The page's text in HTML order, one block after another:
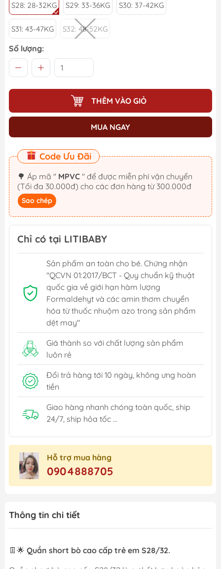
S28: 28-32KG S29: 33-36KG S30: 37-42KG
S31: 43-47KG S32: 48-52KG
Số lượng:
THÊM VÀO GIỎ
MUA NGAY
Code Ưu Đãi
🌳 Áp mã " MPVC " để được miễn phí vận chuyển
(Tối đa 30.000đ) cho các đơn hàng từ 300.000đ
Sao chép
Chỉ có tại LITIBABY
Sản phẩm an toàn cho bé. Chứng nhận
"QCVN 01:2017/BCT - Quy chuẩn kỹ thuật
quốc gia về giới hạn hàm lượng
Formaldehyt và các amin thơm chuyển
hóa từ thuốc nhuộm azo trong sản phẩm
dệt may"
Giá thành so với chất lượng sản phẩm
luôn rẻ
Đổi trả hàng tới 10 ngày, không ưng hoàn
tiền
Giao hàng nhanh chóng toàn quốc, ship
24/7, ship hỏa tốc ...
Hỗ trợ mua hàng
0904888705
Thông tin chi tiết
👖🌟 Quần short bò cao cấp trẻ em S28/32.